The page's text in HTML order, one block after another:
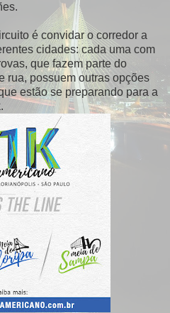
é convidar o corredor a
cidades: cada uma com
que fazem parte do
rua, possuem outras opções
estão se preparando para a